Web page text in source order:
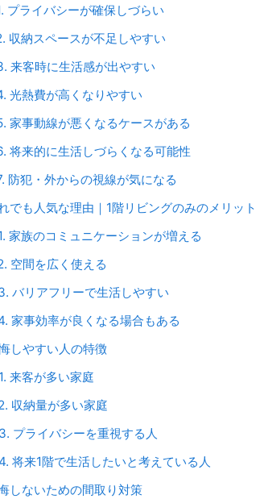
プライバシーが確保しづらい
収納スペースが不足しやすい
来客時に生活感が出やすい
光熱費が高くなりやすい
家事動線が悪くなるケースがある
将来的に生活しづらくなる可能性
防犯・外からの視線が気になる
でも人気な理由｜1階リビングのみのメリット
家族のコミュニケーションが増える
空間を広く使える
バリアフリーで生活しやすい
家事効率が良くなる場合もある
しやすい人の特徴
来客が多い家庭
収納量が多い家庭
プライバシーを重視する人
将来1階で生活したいと考えている人
しないための間取り対策